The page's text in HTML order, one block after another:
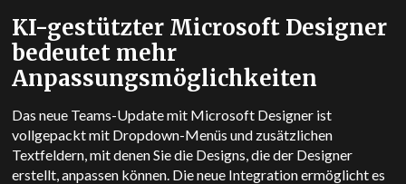
KI-gestützter Microsoft Designer
bedeutet mehr
Anpassungsmöglichkeiten
Das neue Teams-Update mit Microsoft Designer ist
vollgepackt mit Dropdown-Menüs und zusätzlichen
Textfeldern, mit denen Sie die Designs, die der Designer
erstellt, anpassen können. Die neue Integration ermöglicht es